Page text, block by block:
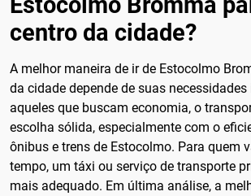
centro da cidade?
A melhor maneira de ir de Estocolmo
da cidade depende de suas
aqueles que buscam economia, o
escolha sólida, especialmente com o
ônibus e trens de Estocolmo. Para quem
tempo, um táxi ou serviço de transporte
mais adequado. Em última análise, a